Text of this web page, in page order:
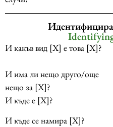
И какъв вид [X] е това [X]?
И има ли нещо друго/още
нещо за [X]?
И къде е [X]?
И къде се намира [X]?